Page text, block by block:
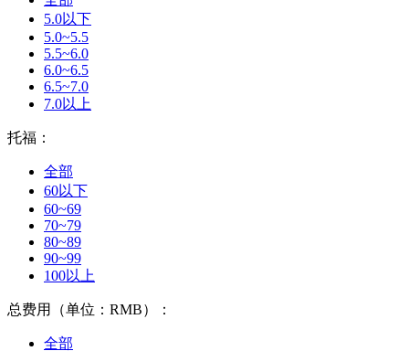
5.0以下
5.0~5.5
5.5~6.0
6.0~6.5
6.5~7.0
7.0以上
托福：
全部
60以下
60~69
70~79
80~89
90~99
100以上
总费用（单位：RMB）：
全部